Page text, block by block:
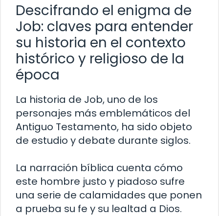
Descifrando el enigma de
Job: claves para entender
su historia en el contexto
histórico y religioso de la
época
La historia de Job, uno de los
personajes más emblemáticos del
Antiguo Testamento, ha sido objeto
de estudio y debate durante siglos.
La narración bíblica cuenta cómo
este hombre justo y piadoso sufre
una serie de calamidades que ponen
a prueba su fe y su lealtad a Dios.